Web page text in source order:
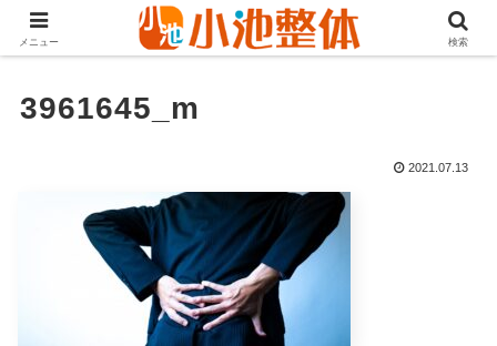
ＪＲ山手線高田馬場駅より徒歩3分・早稲田・新大久保からも至近
3961645_m
2021.07.13
メニュー 検索